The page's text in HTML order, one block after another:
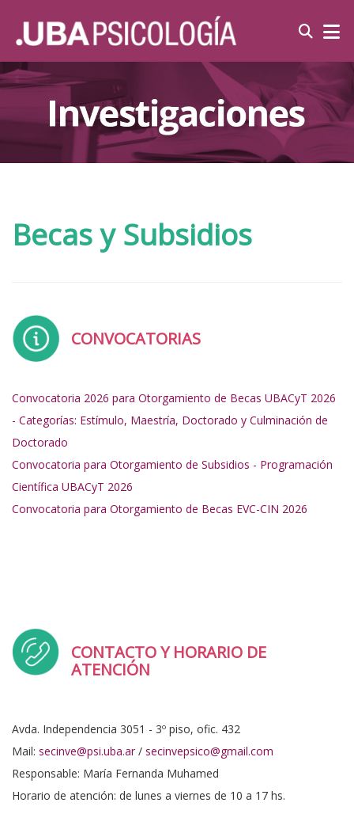
Becas y Subsidios
CONVOCATORIAS
Convocatoria 2026 para Otorgamiento de Becas UBACyT 2026
- Categorías: Estímulo, Maestría, Doctorado y Culminación de
Doctorado
Convocatoria para Otorgamiento de Subsidios - Programación
Científica UBACyT 2026
Convocatoria para Otorgamiento de Becas EVC-CIN 2026
CONTACTOY HORARIO DE
ATENCIÓN
Avda. Independencia 3051 - 3º piso, ofic. 432
Mail: secinve@psi.uba.ar / secinvepsico@gmail.com
Responsable: María Fernanda Muhamed
Horario de atención: de lunes a viernes de 10 a 17 hs.